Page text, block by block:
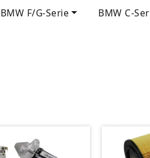
BMW F/G-Serie BMW C-